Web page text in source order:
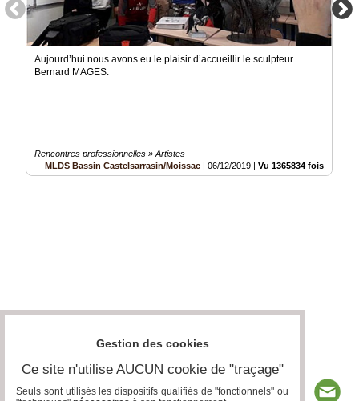
Aujourd’hui nous avons eu le plaisir d’accueillir le sculpteur
Bernard MAGES.
Rencontres professionnelles » Artistes
MLDS Bassin Castelsarrasin/Moissac
06/12/2019 Vu 1365834 fois
Gestion des cookies
Ce site n'utilise AUCUN cookie de "traçage"
Seuls sont utilisés les dispositifs qualifiés de "fonctionnels" ou